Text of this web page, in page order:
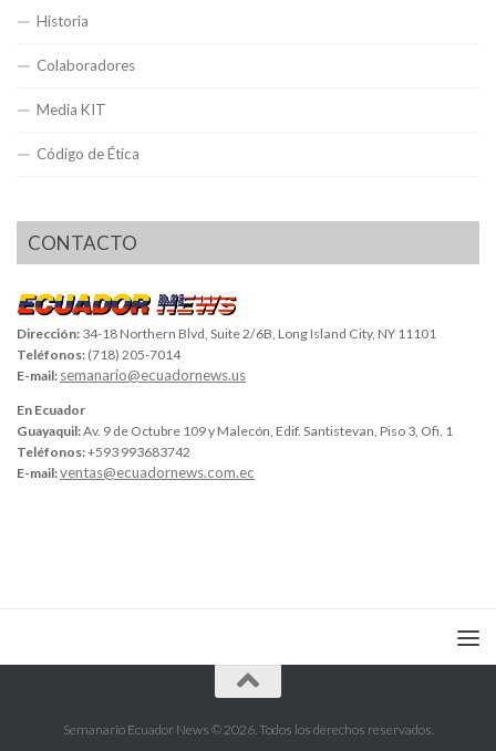
Historia
Colaboradores
Media KIT
Código de Ética
CONTACTO
Dirección: 34-18 Northern Blvd, Suite 2/6B, Long Island City, NY 11101
Teléfonos: (718) 205-7014
E-mail: semanario@ecuadornews.us
En Ecuador
Guayaquil:Av. 9 de Octubre 109 y Malecón, Edif. Santistevan, Piso 3, Ofi. 1
Teléfonos:+593 993683742
E-mail:ventas@ecuadornews.com.ec
Semanario Ecuador News © 2026. Todos los derechos reservados.